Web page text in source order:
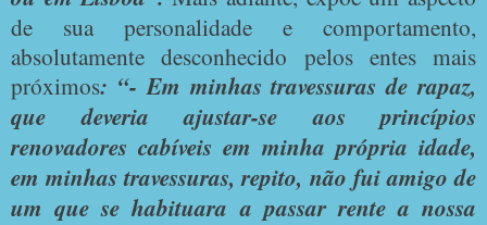
de sua personalidade e comportamento,
absolutamente desconhecido pelos entes mais
próximos: “- Em minhas travessuras de rapaz,
que deveria ajustar-se aos princípios
renovadores cabíveis em minha própria idade,
em minhas travessuras, repito, não fui amigo de
um que se habituara a passar rente a nossa